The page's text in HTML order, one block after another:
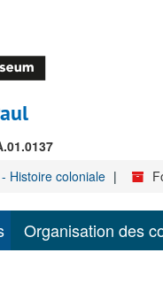
Histoire coloniale
Organisation des